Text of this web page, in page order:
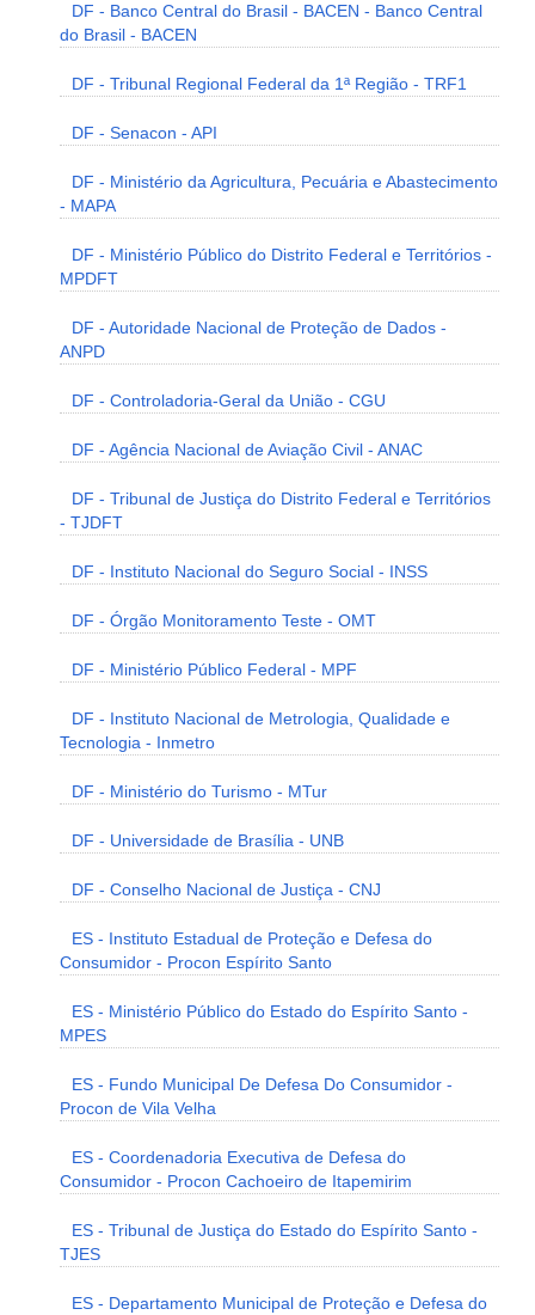
DF - Banco Central do Brasil - BACEN - Banco Central
do Brasil - BACEN
DF - Tribunal Regional Federal da 1ª Região - TRF1
DF - Senacon - API
DF - Ministério da Agricultura, Pecuária e Abastecimento
- MAPA
DF - Ministério Público do Distrito Federal e Territórios -
MPDFT
DF - Autoridade Nacional de Proteção de Dados -
ANPD
DF - Controladoria-Geral da União - CGU
DF - Agência Nacional de Aviação Civil - ANAC
DF - Tribunal de Justiça do Distrito Federal e Territórios
- TJDFT
DF - Instituto Nacional do Seguro Social - INSS
DF - Órgão Monitoramento Teste - OMT
DF - Ministério Público Federal - MPF
DF - Instituto Nacional de Metrologia, Qualidade e
Tecnologia - Inmetro
DF - Ministério do Turismo - MTur
DF - Universidade de Brasília - UNB
DF - Conselho Nacional de Justiça - CNJ
ES - Instituto Estadual de Proteção e Defesa do
Consumidor - Procon Espírito Santo
ES - Ministério Público do Estado do Espírito Santo -
MPES
ES - Fundo Municipal De Defesa Do Consumidor -
Procon de Vila Velha
ES - Coordenadoria Executiva de Defesa do
Consumidor - Procon Cachoeiro de Itapemirim
ES - Tribunal de Justiça do Estado do Espírito Santo -
TJES
ES - Departamento Municipal de Proteção e Defesa do